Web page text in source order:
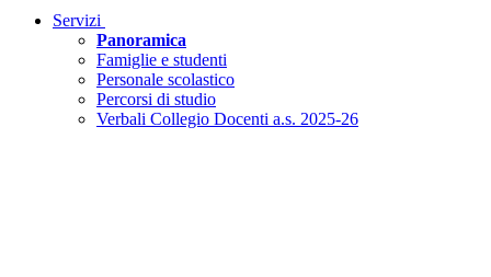
Servizi
Panoramica
Famiglie e studenti
Personale scolastico
Percorsi di studio
Verbali Collegio Docenti a.s. 2025-26